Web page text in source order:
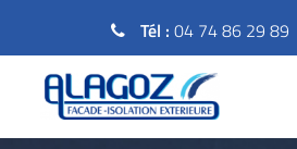
Tél : 04 74 86 29 89